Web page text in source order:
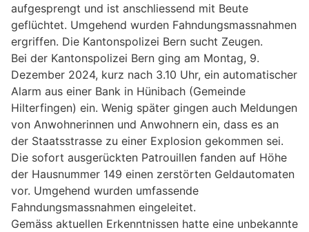
aufgesprengt und ist anschliessend mit Beute
geflüchtet. Umgehend wurden Fahndungsmassnahmen
ergriffen. Die Kantonspolizei Bern sucht Zeugen.
Bei der Kantonspolizei Bern ging am Montag, 9.
Dezember 2024, kurz nach 3.10 Uhr, ein automatischer
Alarm aus einer Bank in Hünibach (Gemeinde
Hilterfingen) ein. Wenig später gingen auch Meldungen
von Anwohnerinnen und Anwohnern ein, dass es an
der Staatsstrasse zu einer Explosion gekommen sei.
Die sofort ausgerückten Patrouillen fanden auf Höhe
der Hausnummer 149 einen zerstörten Geldautomaten
vor. Umgehend wurden umfassende
Fahndungsmassnahmen eingeleitet.
Gemäss aktuellen Erkenntnissen hatte eine unbekannte